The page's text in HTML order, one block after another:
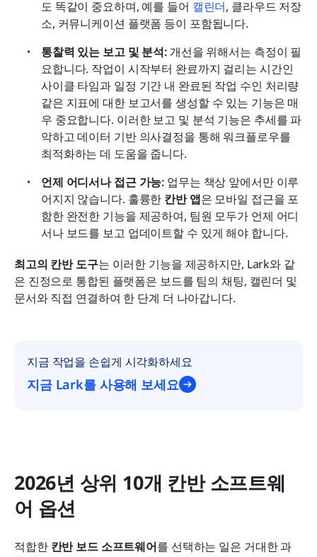
도 똑같이 중요하며, 예를 들어 캘린더, 클라우드 저장
소, 커뮤니케이션 플랫폼 등이 포함됩니다.
통찰력 있는 보고 및 분석: 개선을 위해서는 측정이 필
요합니다. 작업이 시작부터 완료까지 걸리는 시간인
사이클 타임과 일정 기간 내 완료된 작업 수인 처리량
같은 지표에 대한 보고서를 생성할 수 있는 기능은 매
우 중요합니다. 이러한 보고 및 분석 기능은 추세를 파
악하고 데이터 기반 의사결정을 통해 워크플로우를
최적화하는 데 도움을 줍니다.
언제 어디서나 접근 가능: 업무는 책상 앞에서만 이루
어지지 않습니다. 훌륭한 칸반 앱은 모바일 접근을 포
함한 완전한 기능을 제공하여, 팀원 모두가 언제 어디
서나 보드를 보고 업데이트할 수 있게 해야 합니다.
최고의 칸반 도구는 이러한 기능을 제공하지만, Lark와 같
은 진정으로 통합된 플랫폼은 보드를 팀의 채팅, 캘린더 및
문서와 직접 연결하여 한 단계 더 나아갑니다.
지금 작업을 손쉽게 시각화하세요
지금 Lark를 사용해 보세요
2026년 상위 10개 칸반 소프트웨
어 옵션
적합한 칸반 보드 소프트웨어를 선택하는 일은 거대한 과